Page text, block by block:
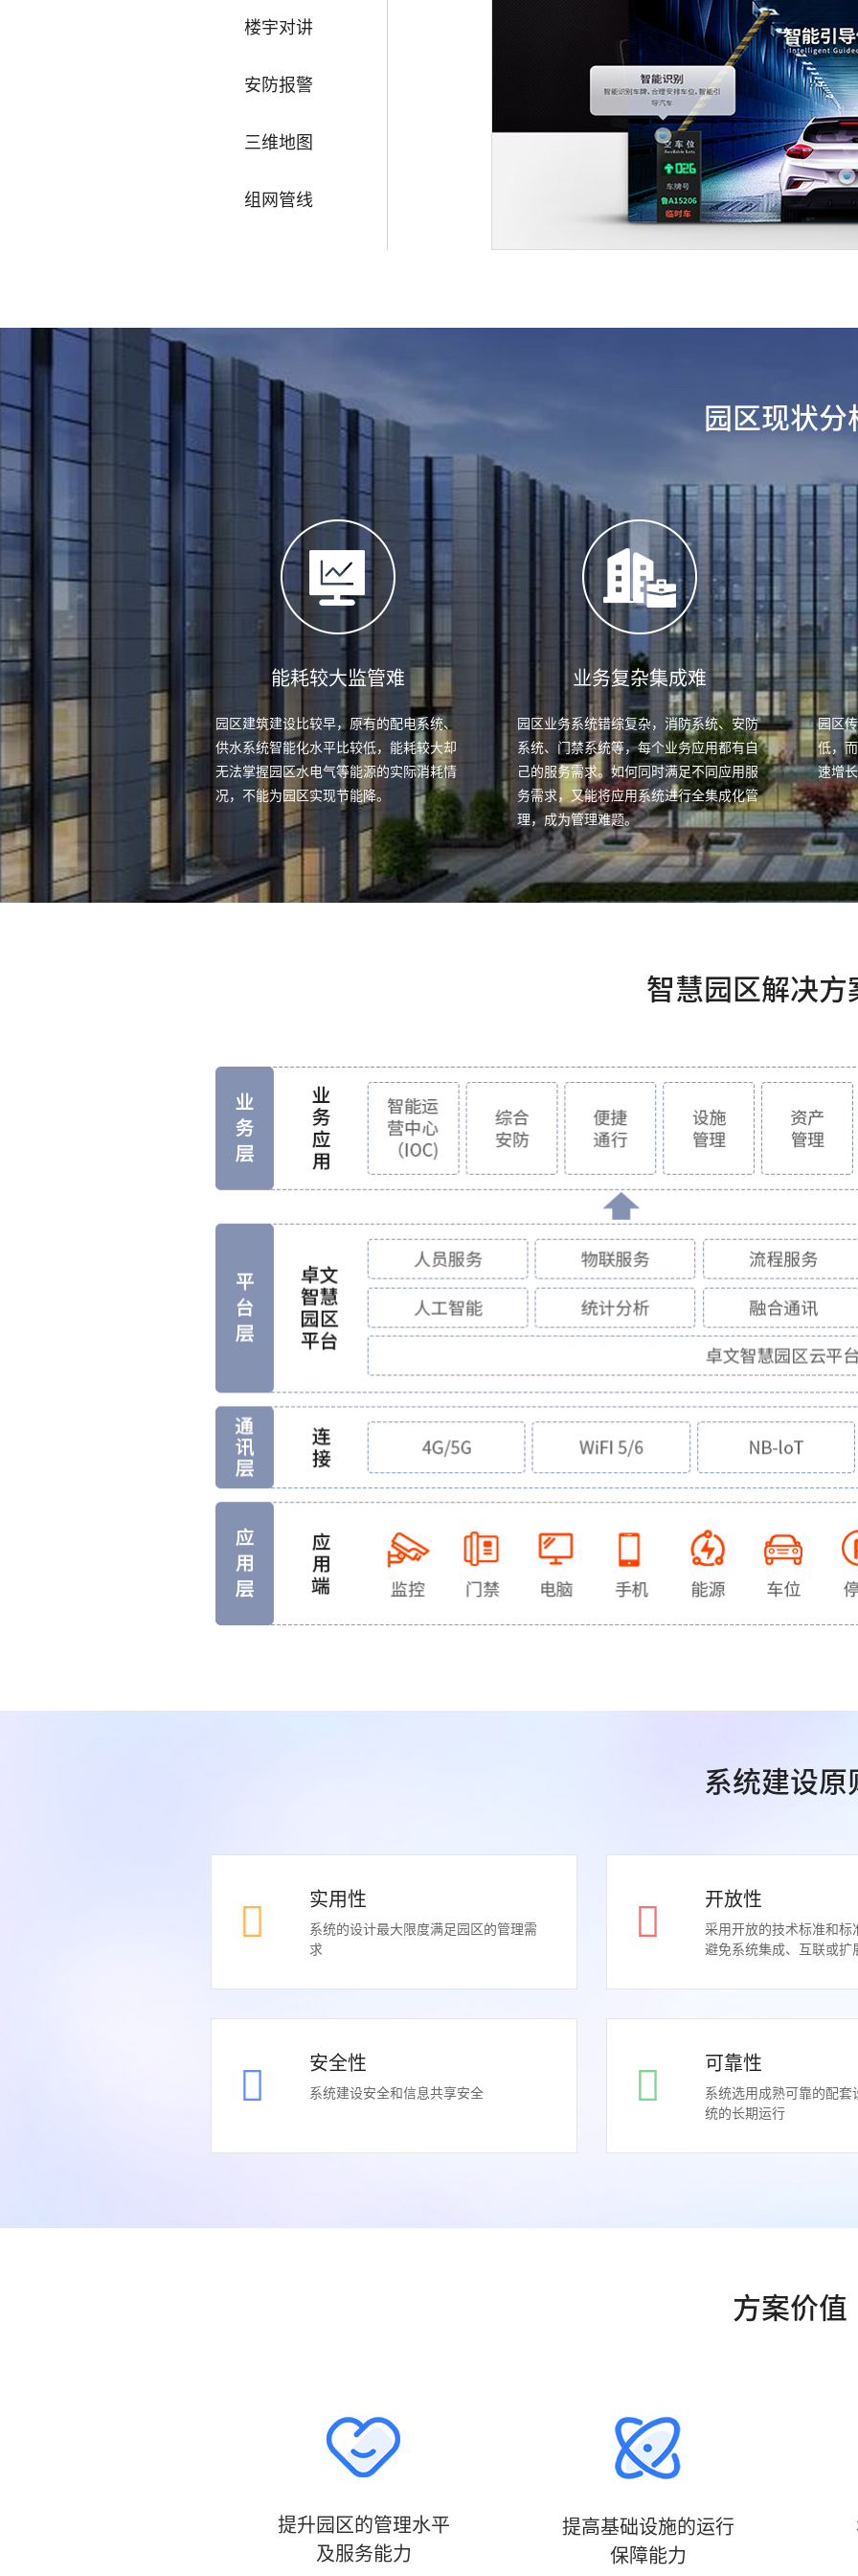
楼宇对讲
安防报警
三维地图
组网管线
园区现状分
能耗较大监管难
园区建筑建设比较早，原有的配电系统、
供水系统智能化水平比较低，能耗较大却
无法掌握园区水电气等能源的实际消耗情
况，不能为园区实现节能降。
业务复杂集成难
园区业务系统错综复杂，消防系统、安防
系统、门禁系统等，每个业务应用都有自
己的服务需求。如何同时满足不同应用服
务需求，又能将应用系统进行全集成化管
理，成为管理难题。
园区
低，
速增
智慧园区解决方
系统建设原
实用性
系统的设计最大限度满足园区的管理需
求
开放性
采用开放的技术标准和标
避免系统集成、互联或扩
安全性
系统建设安全和信息共享安全
可靠性
系统选用成熟可靠的配套
统的长期运行
方案价值
提升园区的管理水平
及服务能力
提高基础设施的运行
保障能力